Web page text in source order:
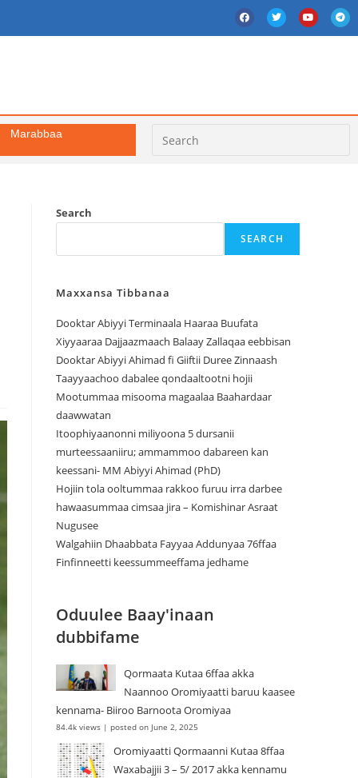
Marabbaa
Search
SEARCH
Maxxansa Tibbanaa
Dooktar Abiyyi Terminaala Haaraa Buufata
Xiyyaaraa Dajjaazmaach Balaay Zallaqaa eebbisan
Dooktar Abiyyi Ahimad fi Giiftii Duree Zinnaash
Taayyaachoo dabalee qondaaltootni hojii
Mootummaa misooma magaalaa Baahardaar
daawwatan
Itoophiyaanonni miliyoona 5 dursanii
murteessaaniiru; ammammoo dabareen kan
keessani- MM Abiyyi Ahimad (PhD)
Hojiin tola ooltummaa rakkoo furuu irra darbee
hawaasummaa cimsaa jira – Komishinar Asraat
Nugusee
Walgahiin Dhaabbata Fayyaa Addunyaa 76ffaa
Finfinneetti keessummeeffama jedhame
Oduulee Baay'inaan
dubbifame
Qormaata Kutaa 6ffaa akka
Naannoo Oromiyaatti baruu kaasee
kennama- Biiroo Barnoota Oromiyaa
84.4k views | posted on June 2, 2025
Oromiyaatti Qormaanni Kutaa 8ffaa
Waxabajjii 3 – 5/ 2017 akka kennamu